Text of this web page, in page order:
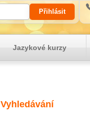
Jazykové kurzy
Vyhledávání